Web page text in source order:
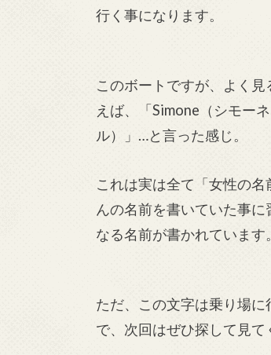
行く事になります。
このボートですが、よく
えば、「Simone（シモー
ル）」…と言った感じ。
これは実は全て「女性の
んの名前を書いていた事
なる名前が書かれています。
ただ、この文字は乗り場
で、次回はぜひ探して見て